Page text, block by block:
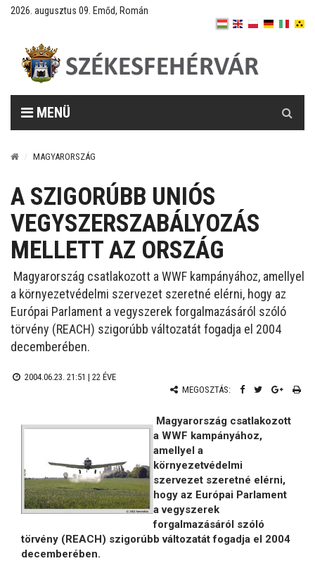
2026. augusztus 09. Emőd, Román
MENÜ
MAGYARORSZÁG
A SZIGORÚBB UNIÓS
VEGYSZERSZABÁLYOZÁS
MELLETT AZ ORSZÁG
Magyarország csatlakozott a WWF kampányához, amellyel
a környezetvédelmi szervezet szeretné elérni, hogy az
Európai Parlament a vegyszerek forgalmazásáról szóló
törvény (REACH) szigorúbb változatát fogadja el 2004
decemberében.
2004.06.23. 21:51 | 22 ÉVE
MEGOSZTÁS:
Magyarország csatlakozott
a WWF kampányához,
amellyel a
környezetvédelmi
szervezet szeretné elérni,
hogy az Európai Parlament
a vegyszerek
forgalmazásáról szóló
törvény (REACH) szigorúbb változatát fogadja el 2004
decemberében.